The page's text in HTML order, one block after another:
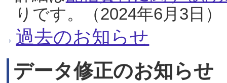
りです。（2024年6月3日）
過去のお知らせ
データ修正のお知らせ